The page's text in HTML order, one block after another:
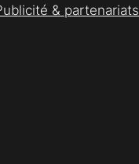
& partenariats